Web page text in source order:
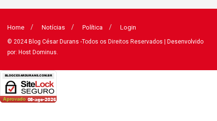
Home Notícias Política Login
© 2024Blog César Durans -Todos os Direitos Reservados | Desenvolvido
por: Host Dominus